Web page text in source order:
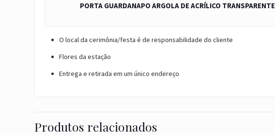
PORTA GUARDANAPO ARGOLA DE ACRÍLICO TRANSPARENTE
O local da cerimônia/festa é de responsabilidade do cliente
Flores da estação
Entrega e retirada em um único endereço
Produtos relacionados